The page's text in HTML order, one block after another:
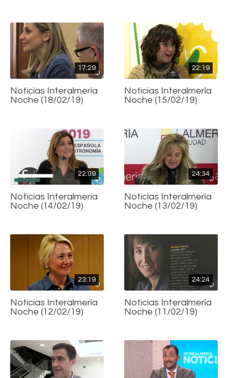
17:29
Noticias Interalmería
Noche (18/02/19)
22:19
Noticias Interalmería
Noche (15/02/19)
22:09
Noticias Interalmería
Noche (14/02/19)
24:34
Noticias Interalmería
Noche (13/02/19)
23:19
Noticias Interalmería
Noche (12/02/19)
24:24
Noticias Interalmería
Noche (11/02/19)